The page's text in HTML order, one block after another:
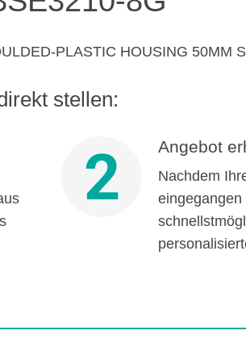
PLASTIC HOUSING 50MM
stellen:
2 Angebot
Nachdem